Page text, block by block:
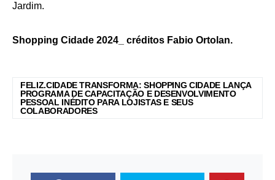
Jardim.
Shopping Cidade 2024_ créditos Fabio Ortolan.
FELIZ.CIDADE TRANSFORMA: SHOPPING CIDADE LANÇA
PROGRAMA DE CAPACITAÇÃO E DESENVOLVIMENTO
PESSOAL INÉDITO PARA LOJISTAS E SEUS
COLABORADORES